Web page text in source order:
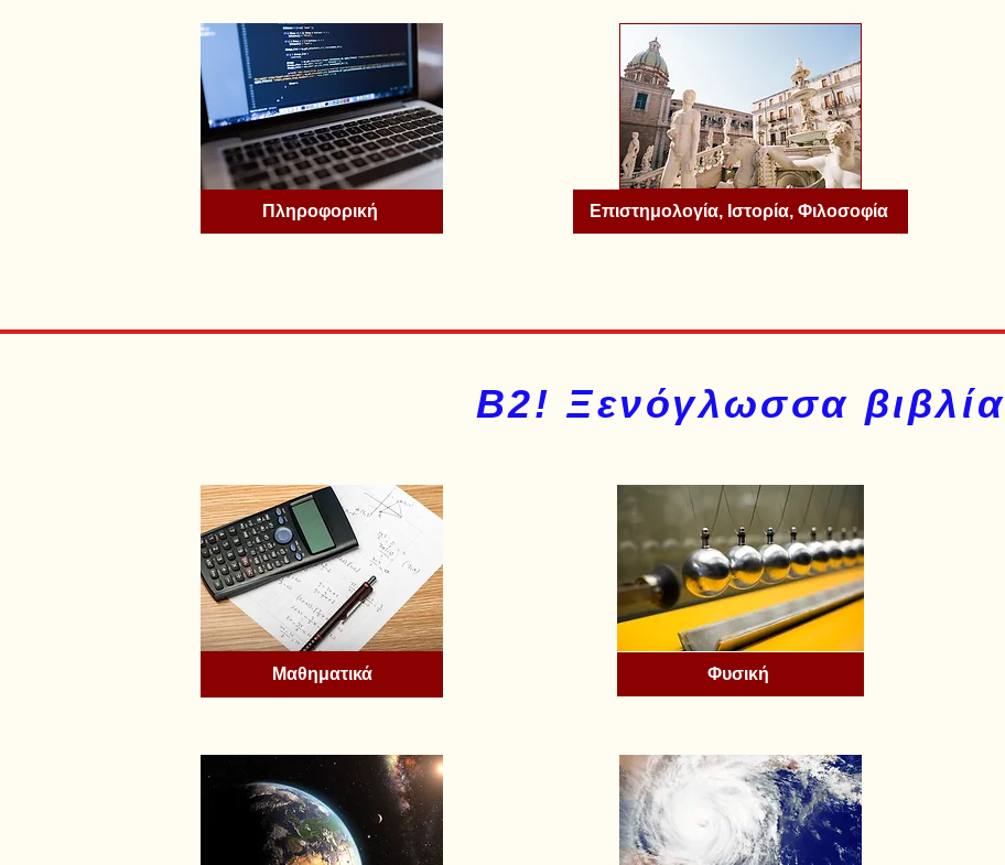
Πληροφορική Επιστημολογία, Ιστορία, Φιλοσοφία
Β2! Ξενόγλωσσα βιβλία
Μαθηματικά Φυσική